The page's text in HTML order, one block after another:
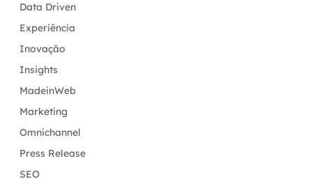
Data Driven
Experiência
Inovação
Insights
MadeinWeb
Marketing
Omnichannel
Press Release
SEO